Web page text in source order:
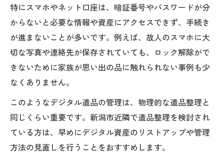
める秘訣
パスワード管理でトラブルを防ぐ遺品整理
の工夫
遺品整理にデジタルエンディングサービス
を活用する方法
遺品整理に直結するパスワード管理の基礎
知識
生前整理で安心を得るための暗証番号保管
特にスマホやネット口座は、暗証番号やパスワードが分
からないと必要な情報や資産にアクセスできず、手続き
が進まないことが多いです。例えば、故人のスマホに大
切な写真や連絡先が保存されていても、ロック解除がで
きないために家族が思い出の品に触れられない事例も少
なくありません。
このようなデジタル遺品の管理は、物理的な遺品整理と
同じくらい重要です。新潟市近隣で遺品整理を検討され
ている方は、早めにデジタル資産のリストアップや管理
方法の見直しを行うことをおすすめします。